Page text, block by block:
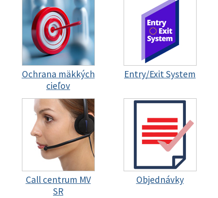
Ochrana mäkkých
cieľov
Entry/Exit System
Call centrum MV
SR
Objednávky